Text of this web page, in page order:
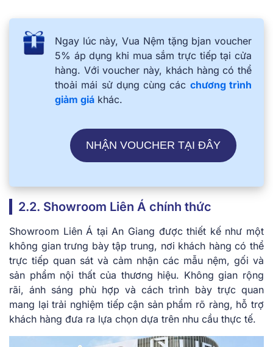
Ngay lúc này, Vua Nệm tặng bjan voucher
5% áp dụng khi mua sắm trực tiếp tại cửa
hàng. Với voucher này, khách hàng có thể
thoải mái sử dụng cùng các chương trình
giảm giá khác.
NHẬN VOUCHER TẠI ĐÂY
2.2. Showroom Liên Á chính thức
Showroom Liên Á tại An Giang được thiết kế như một
không gian trưng bày tập trung, nơi khách hàng có thể
trực tiếp quan sát và cảm nhận các mẫu nệm, gối và
sản phẩm nội thất của thương hiệu. Không gian rộng
rãi, ánh sáng phù hợp và cách trình bày trực quan
mang lại trải nghiệm tiếp cận sản phẩm rõ ràng, hỗ trợ
khách hàng đưa ra lựa chọn dựa trên nhu cầu thực tế.